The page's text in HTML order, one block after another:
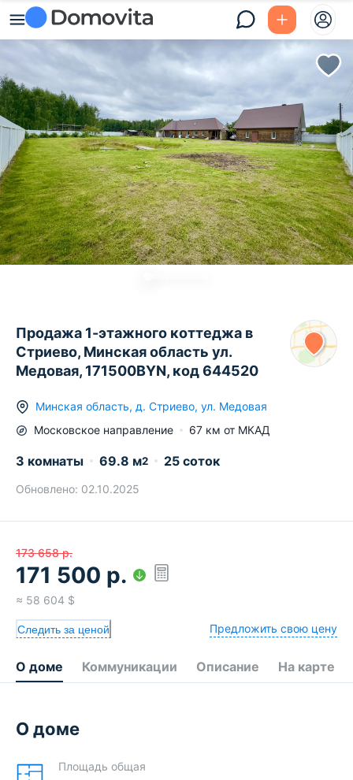
Продажа 1-этажного коттеджа в
Стриево, Минская область ул.
Медовая, 171500BYN, код 644520
Минская область, д. Стриево, ул. Медовая
Московское направление 67 км от МКАД
3 комнаты 69.8 м2 25 соток
Обновлено: 02.10.2025
173 658 р.
171 500 р.
≈ 58 604 $
Следить за ценой Предложить свою цену
О доме Коммуникации Описание На карте
О доме
Площадь общая